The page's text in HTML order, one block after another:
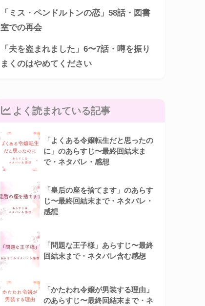
「ミス・ペンドルトンの恋」58話・図書
室での再会
「夫を盗まれました」6〜7話・噂を振り
まくのはやめてください
よく読まれている記事
「よくある令嬢転生だと思ったの
に」のあらすじ〜最終回結末ま
で・ネタバレ・感想
「皇后の座を捨てます」のあらす
じ〜最終回結末まで・ネタバレ・
感想
「問題な王子様」あらすじ〜最終
回結末まで・ネタバレ含む感想
「かたわれ令嬢が男装する理由」
のあらすじ〜最終回結末まで・ネ